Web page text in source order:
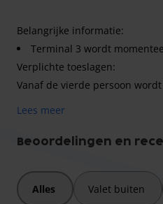
Belangrijke informatie:
Terminal 3 wordt
Verplichte toeslagen:
Vanaf de vierde persoon
uur geldt een nachttoeslag.
Opladen van een elektrisch
Ter beschikking stellen van
Lees meer
Beoordelingen en
Alles Valet buiten